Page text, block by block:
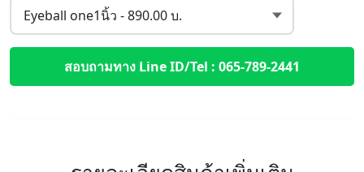
สอบถามทาง Line ID/Tel : 065-789-2441